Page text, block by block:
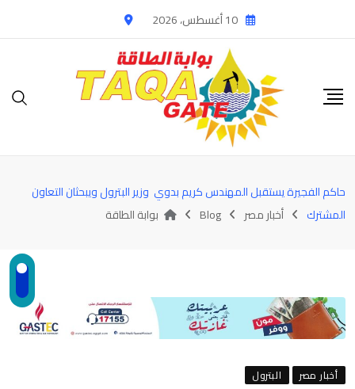
to
10 أغسطس، 2026
حاكم الفجيرة يستقبل المهندس كريم بدوي وزير البترول ويبحثان التعاون
المشترك
أخبار مصر Blog بوابة الطاقة
أخبار مصر البترول